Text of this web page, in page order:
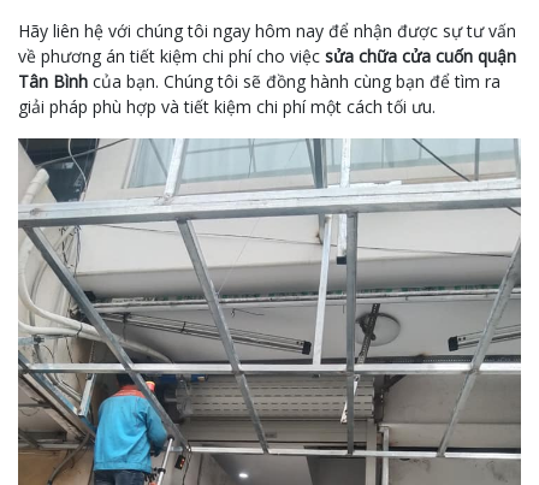
Hãy liên hệ với chúng tôi ngay hôm nay để nhận được sự tư vấn
về phương án tiết kiệm chi phí cho việc sửa chữa cửa cuốn quận
Tân Bình của bạn. Chúng tôi sẽ đồng hành cùng bạn để tìm ra
giải pháp phù hợp và tiết kiệm chi phí một cách tối ưu.